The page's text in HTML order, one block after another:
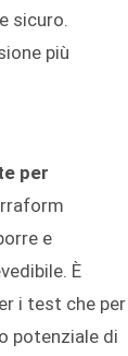
sicuro.
più
per
e
È
i test che per
potenziale di